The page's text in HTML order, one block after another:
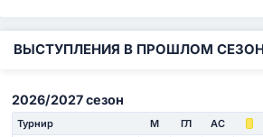
ВЫСТУПЛЕНИЯ В ПРОШЛОМ
2026/2027 сезон
Турнир М ГЛ АС